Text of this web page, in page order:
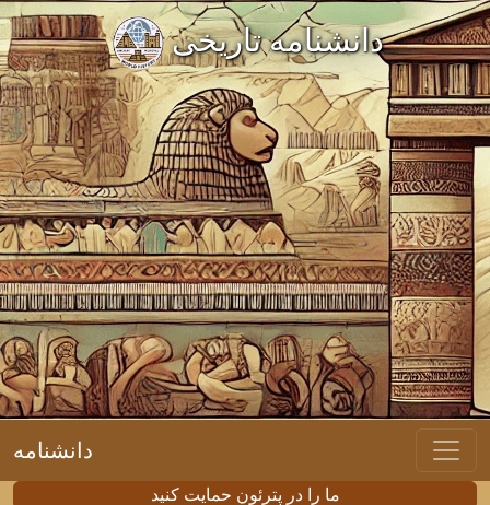
دانشنامه تاریخی
دانشنامه
ما را در پترئون حمایت کنید